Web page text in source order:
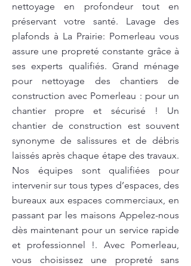
nettoyage en profondeur tout en
préservant votre santé. Lavage des
plafonds à La Prairie: Pomerleau vous
assure une propreté constante grâce à
ses experts qualifiés. Grand ménage
pour nettoyage des chantiers de
construction avec Pomerleau : pour un
chantier propre et sécurisé ! Un
chantier de construction est souvent
synonyme de salissures et de débris
laissés après chaque étape des travaux.
Nos équipes sont qualifiées pour
intervenir sur tous types d’espaces, des
bureaux aux espaces commerciaux, en
passant par les maisons Appelez-nous
dès maintenant pour un service rapide
et professionnel !. Avec Pomerleau,
vous choisissez une propreté sans